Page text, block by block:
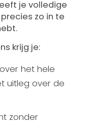
je volledige
zo in te
krijg je:
het hele
uitleg over de
zonder